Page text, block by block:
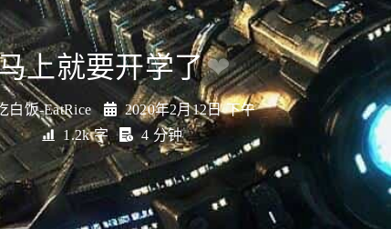
上就要开学了❤
白饭-EatRice
2020年2月12日 下午
1.2k 字
4 分钟